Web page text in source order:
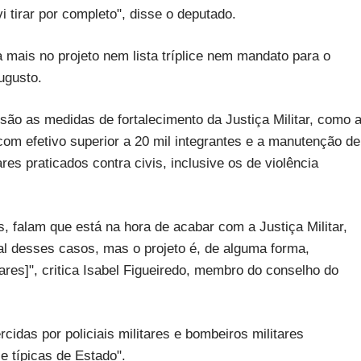
tirar por completo", disse o deputado.
no projeto nem lista tríplice nem mandato para o
as medidas de fortalecimento da Justiça Militar, como a
efetivo superior a 20 mil integrantes e a manutenção de
praticados contra civis, inclusive os de violência
falam que está na hora de acabar com a Justiça Militar,
desses casos, mas o projeto é, de alguma forma,
critica Isabel Figueiredo, membro do conselho do
por policiais militares e bombeiros militares
típicas de Estado".